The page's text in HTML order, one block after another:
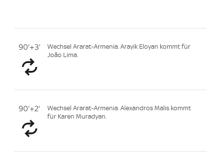
90'+3'
Wechsel Ararat-Armenia. Arayik Eloyan kommt für
João Lima.
90'+2'
Wechsel Ararat-Armenia. Alexandros Malis kommt
für Karen Muradyan.